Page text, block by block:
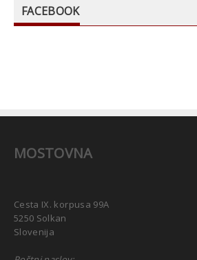
FACEBOOK
MOSTOVNA
Cesta IX. korpusa 99A
5250 Solkan
Slovenija